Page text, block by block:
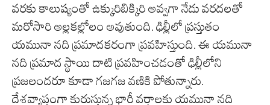
వరకు కాలుష్యంతో ఉక్కురిబిక్కిరి అవ్వగా నేడు వరదలతో
మరోసారి అల్లకల్లోలం అవుతుంది. ఢిల్లీలో ప్రస్తుతం
యమునా నది ప్రమాదకరంగా ప్రవహిస్తుంది. ఈ యమునా
నది ప్రమాద స్థాయి దాటి ప్రవహించడంతో ఢిల్లీలోని
ప్రజలందరూ కూడా గజగజ వణికి పోతున్నారు.
దేశవ్యాప్తంగా కురుస్తున్న భారీ వర్షాలకు యమునా నది